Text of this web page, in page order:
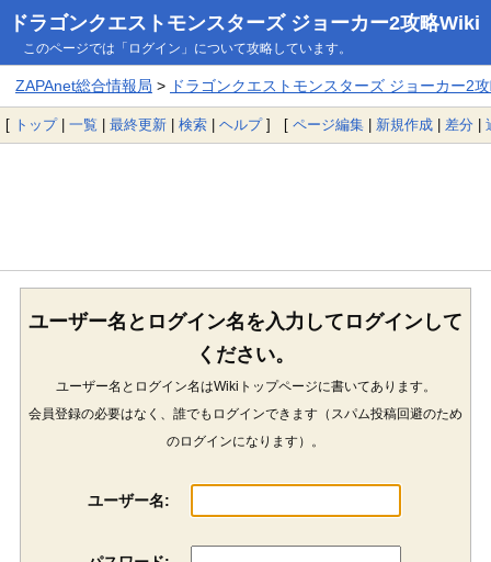
ドラゴンクエストモンスターズ ジョーカー2攻略Wiki
このページでは「ログイン」について攻略しています。
ZAPAnet総合情報局 > ドラゴンクエストモンスターズ ジョーカー2
[ トップ| 一覧 | 最終更新 | 検索 | ヘルプ] [ ページ編集 | 新規作成 | 差分 |
ユーザー名とログイン名を入力してログインして
ください。
ユーザー名とログイン名はWikiトップページに書いてあります。
会員登録の必要はなく、誰でもログインできます（スパム投稿回避のため
のログインになります）。
ユーザー名: